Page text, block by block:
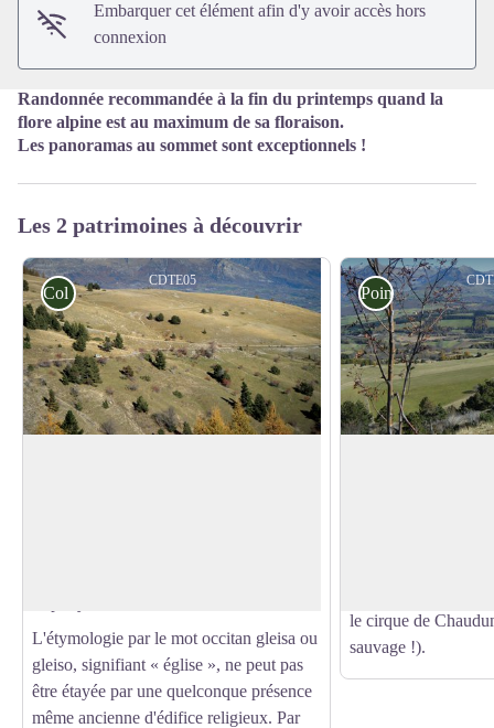
Embarquer cet élément afin d'y avoir accès hors
connexion
Randonnée recommandée à la fin du printemps quand la
flore alpine est au maximum de sa floraison.
Les panoramas au sommet sont exceptionnels !
Les 2 patrimoines à découvrir
CDTE05
Col
L'étymologie par le mot occitan gleisa ou
gleiso, signifiant « église », ne peut pas
être étayée par une quelconque présence
même ancienne d'édifice religieux. Par
Point de vue
le cirque de
sauvage !).